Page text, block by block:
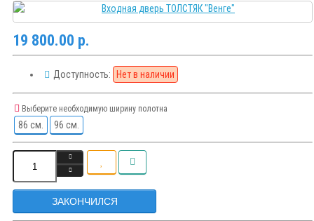
19 800.00 р.
Доступность: Нет в наличии
Выберите необходимую ширину полотна
86 см. 96 см.
ЗАКОНЧИЛСЯ